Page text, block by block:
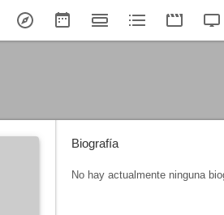
Biografía
No hay actualmente ninguna